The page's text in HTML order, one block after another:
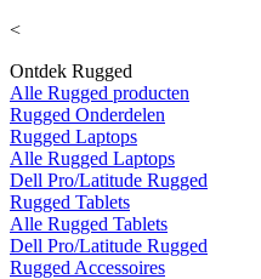
<
Ontdek Rugged
Alle Rugged producten
Rugged Onderdelen
Rugged Laptops
Alle Rugged Laptops
Dell Pro/Latitude Rugged
Rugged Tablets
Alle Rugged Tablets
Dell Pro/Latitude Rugged
Rugged Accessoires